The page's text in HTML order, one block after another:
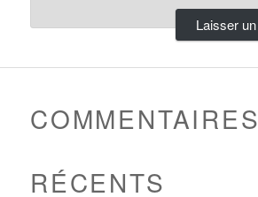
COMMENTAIRES
RÉCENTS